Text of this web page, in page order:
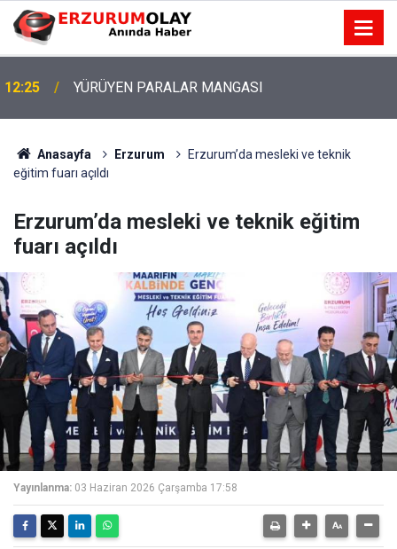
12:25 YÜRÜYEN PARALAR MANGASI
Anasayfa Erzurum
Erzurum’da mesleki ve teknik
eğitim fuarı açıldı
Erzurum’da mesleki ve teknik eğitim
fuarı açıldı
Yayınlanma: 03 Haziran 2026 Çarşamba 17:58